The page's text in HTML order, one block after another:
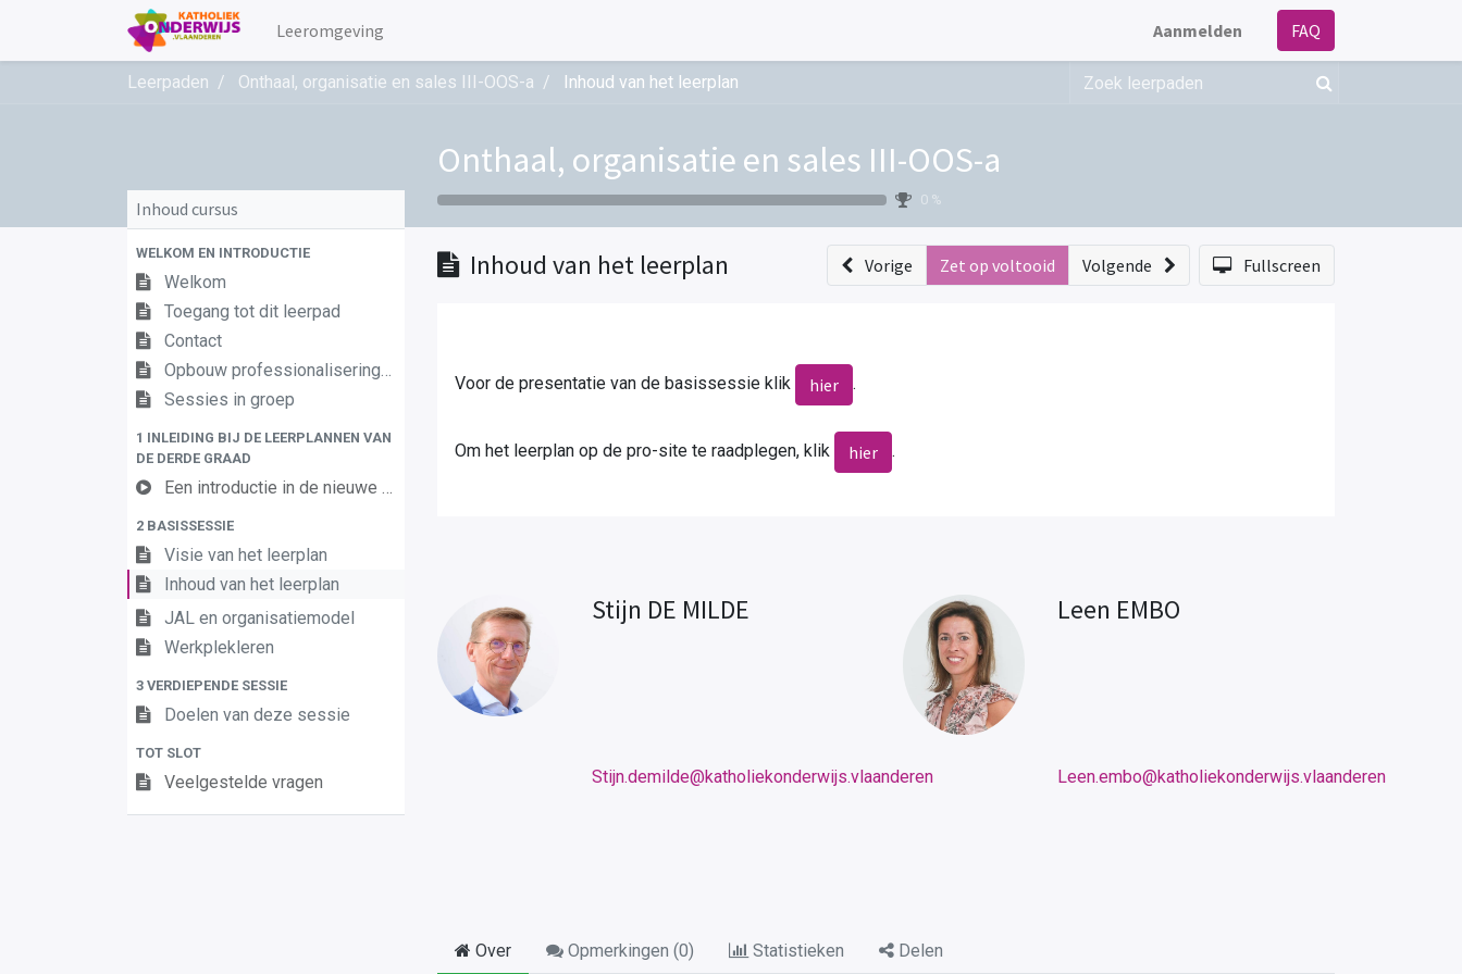
Leeromgeving Aanmelden FAQ
Leerpaden Onthaal, organisatie en sales III-OOS-a Inhoud van het leerplan
Onthaal, organisatie en sales III-OOS-a
0 %
Inhoud cursus
WELKOM EN INTRODUCTIE
Welkom
Toegang tot dit leerpad
Contact
Opbouw professionaliseringstraject
Sessies in groep
1 INLEIDING BIJ DE LEERPLANNEN VAN
DE DERDE GRAAD
Een introductie in de nieuwe leerplannen van de derde graad
2 BASISSESSIE
Visie van het leerplan
Inhoud van het leerplan
JAL en organisatiemodel
Werkplekleren
3 VERDIEPENDE SESSIE
Doelen van deze sessie
TOT SLOT
Veelgestelde vragen
Inhoud van het leerplan Vorige Zet op voltooid Volgende Fullscreen
Voor de presentatie van de basissessie klik hier .
Om het leerplan op de pro-site te raadplegen, klik hier .
Stijn DE MILDE
Stijn.demilde@katholiekonderwijs.vlaanderen
Leen EMBO
Leen.embo@katholiekonderwijs.vlaanderen
Over Opmerkingen (0) Statistieken Delen